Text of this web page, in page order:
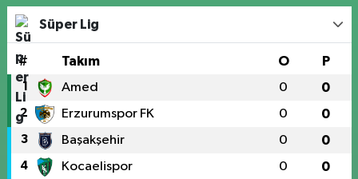
Süper Lig
# Takım O P
1 Amed 0 0
2 Erzurumspor FK 0 0
3 Başakşehir 0 0
4 Kocaelispor 0 0